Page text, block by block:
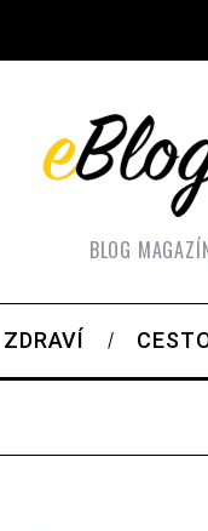
BLOG
ZDRAVÍ